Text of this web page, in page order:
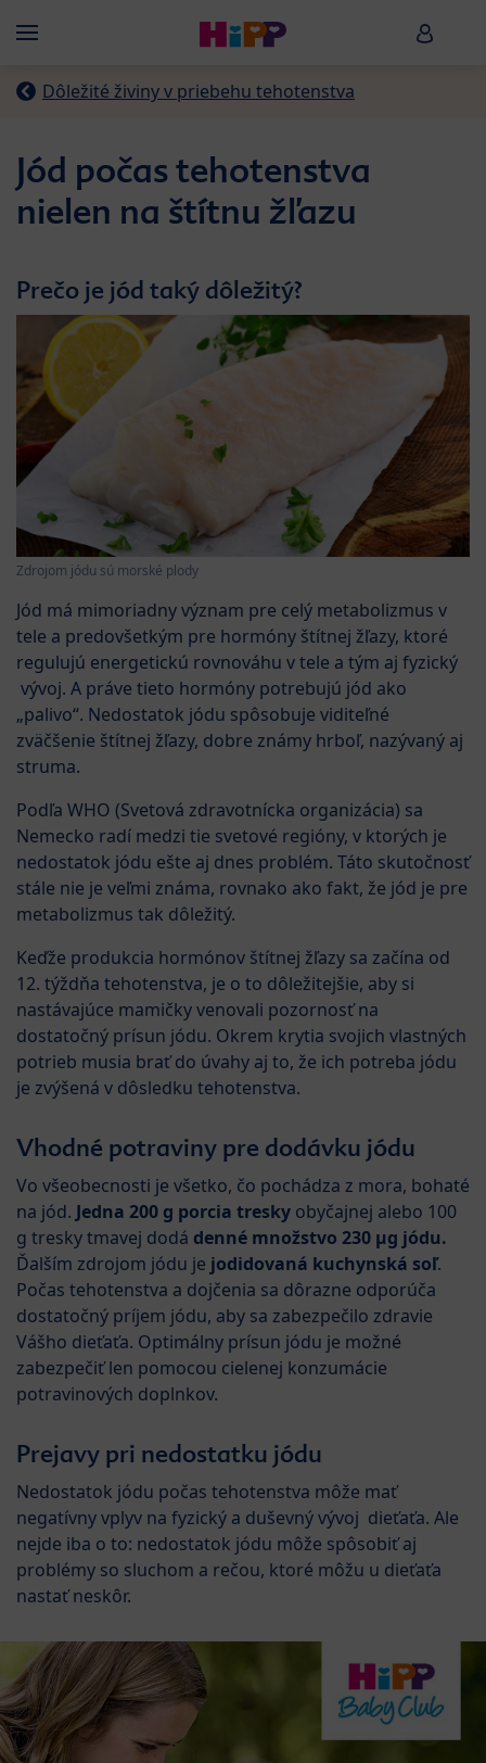
Menü HiPP
Dôležité živiny v priebehu tehotenstva
Jód počas tehotenstva
nielen na štítnu žľazu
Prečo je jód taký dôležitý?
Zdrojom jódu sú morské plody
Jód má mimoriadny význam pre celý metabolizmus v
tele a predovšetkým pre hormóny štítnej žľazy, ktoré
regulujú energetickú rovnováhu v tele a tým aj fyzický
vývoj. A práve tieto hormóny potrebujú jód ako
„palivo“. Nedostatok jódu spôsobuje viditeľné
zväčšenie štítnej žľazy, dobre známy hrboľ, nazývaný aj
struma.
Podľa WHO (Svetová zdravotnícka organizácia) sa
Nemecko radí medzi tie svetové regióny, v ktorých je
nedostatok jódu ešte aj dnes problém. Táto skutočnosť
stále nie je veľmi známa, rovnako ako fakt, že jód je pre
metabolizmus tak dôležitý.
Keďže produkcia hormónov štítnej žľazy sa začína od
12. týždňa tehotenstva, je o to dôležitejšie, aby si
nastávajúce mamičky venovali pozornosť na
dostatočný prísun jódu. Okrem krytia svojich vlastných
potrieb musia brať do úvahy aj to, že ich potreba jódu
je zvýšená v dôsledku tehotenstva.
Vhodné potraviny pre dodávku jódu
Vo všeobecnosti je všetko, čo pochádza z mora, bohaté
na jód. Jedna 200 g porcia tresky obyčajnej alebo 100
g tresky tmavej dodá denné množstvo 230 µg jódu.
Ďalším zdrojom jódu je jodidovaná kuchynská soľ.
Počas tehotenstva a dojčenia sa dôrazne odporúča
dostatočný príjem jódu, aby sa zabezpečilo zdravie
Vášho dieťaťa. Optimálny prísun jódu je možné
zabezpečiť len pomocou cielenej konzumácie
potravinových doplnkov.
Prejavy pri nedostatku jódu
Nedostatok jódu počas tehotenstva môže mať
negatívny vplyv na fyzický a duševný vývoj dieťaťa. Ale
nejde iba o to: nedostatok jódu môže spôsobiť aj
problémy so sluchom a rečou, ktoré môžu u dieťaťa
nastať neskôr.